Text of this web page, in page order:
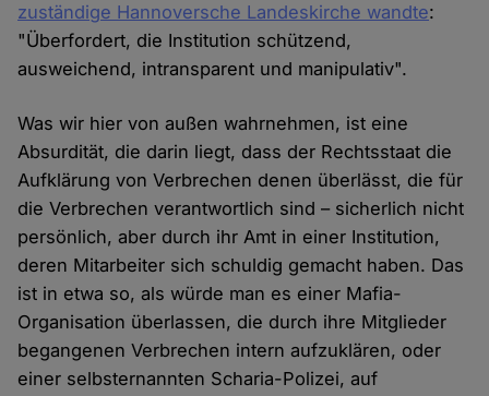
zuständige Hannoversche Landeskirche wandte:
"Überfordert, die Institution schützend,
ausweichend, intransparent und manipulativ".
Was wir hier von außen wahrnehmen, ist eine
Absurdität, die darin liegt, dass der Rechtsstaat die
Aufklärung von Verbrechen denen überlässt, die für
die Verbrechen verantwortlich sind – sicherlich nicht
persönlich, aber durch ihr Amt in einer Institution,
deren Mitarbeiter sich schuldig gemacht haben. Das
ist in etwa so, als würde man es einer Mafia-
Organisation überlassen, die durch ihre Mitglieder
begangenen Verbrechen intern aufzuklären, oder
einer selbsternannten Scharia-Polizei, auf